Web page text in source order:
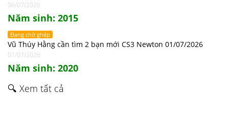
06/07/2026
Năm sinh: 2015
Đang chờ ghép
Vũ Thúy Hằng cần tìm 2 bạn mới CS3 Newton 01/07/2026
01/07/2026
Năm sinh: 2020
🔍 Xem tất cả